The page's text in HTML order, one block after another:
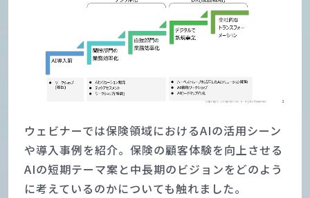
ウェビナーでは保険領域におけるAIの活用シーン
や導入事例を紹介。保険の顧客体験を向上させる
AIの短期テーマ案と中長期のビジョンをどのよう
に考えているのかについても触れました。